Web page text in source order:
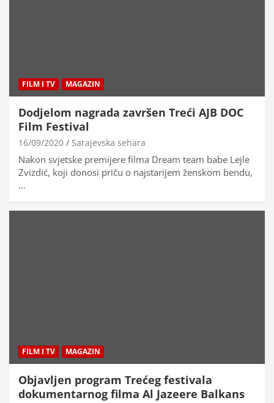
FILM I TV MAGAZIN
Dodjelom nagrada završen Treći AJB DOC
Film Festival
16/09/2020 Sarajevska sehara
Nakon svjetske premijere filma Dream team babe Lejle
Zvizdić, koji donosi priču o najstarijem ženskom bendu,
…
FILM I TV MAGAZIN
Objavljen program Trećeg festivala
dokumentarnog filma Al Jazeere Balkans